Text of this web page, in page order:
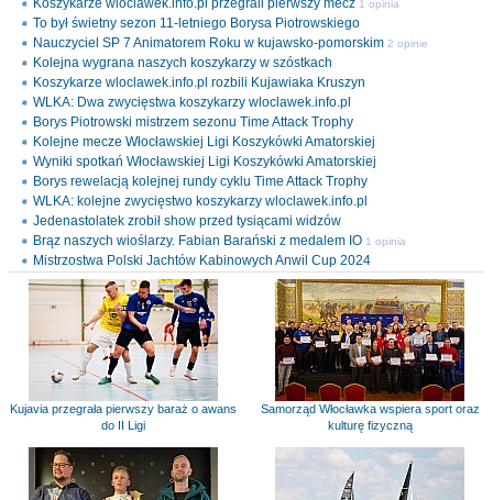
Koszykarze wloclawek.info.pl przegrali pierwszy mecz 1 opinia
To był świetny sezon 11-letniego Borysa Piotrowskiego
Nauczyciel SP 7 Animatorem Roku w kujawsko-pomorskim 2 opinie
Kolejna wygrana naszych koszykarzy w szóstkach
Koszykarze wloclawek.info.pl rozbili Kujawiaka Kruszyn
WLKA: Dwa zwycięstwa koszykarzy wloclawek.info.pl
Borys Piotrowski mistrzem sezonu Time Attack Trophy
Kolejne mecze Włocławskiej Ligi Koszykówki Amatorskiej
Wyniki spotkań Włocławskiej Ligi Koszykówki Amatorskiej
Borys rewelacją kolejnej rundy cyklu Time Attack Trophy
WLKA: kolejne zwycięstwo koszykarzy wloclawek.info.pl
Jedenastolatek zrobił show przed tysiącami widzów
Brąz naszych wioślarzy. Fabian Barański z medalem IO 1 opinia
Mistrzostwa Polski Jachtów Kabinowych Anwil Cup 2024
Kujavia przegrała pierwszy baraż o awans
do II Ligi
Samorząd Włocławka wspiera sport oraz
kulturę fizyczną